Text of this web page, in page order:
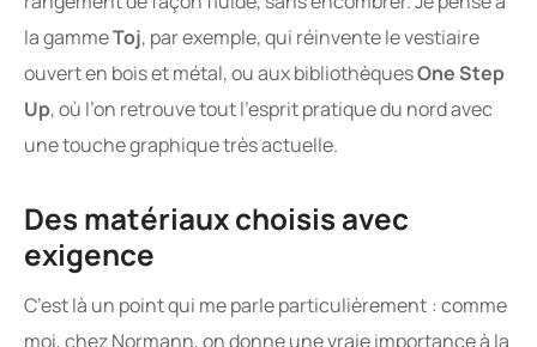
la gammeToj, par exemple, qui réinvente le vestiaire
ouvert en bois et métal, ou aux bibliothèquesOne Step
Up, où l’on retrouve tout l’esprit pratique du nord avec
une touche graphique très actuelle.
Des matériaux choisis avec
exigence
C’est là un point qui me parle particulièrement : comme
moi, chez Normann, on donne une vraie importance à la